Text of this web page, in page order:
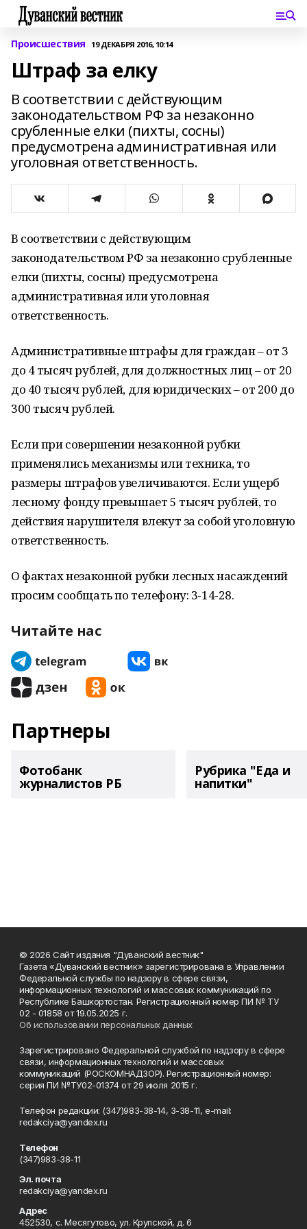
Происшествия 19 ДЕКАБРЯ 2016, 10:14
Штраф за елку
В соответствии с действующим
законодательством РФ за незаконно
срубленные елки (пихты, сосны)
предусмотрена административная или
уголовная ответственность.
В соответствии с действующим
законодательством РФ за незаконно срубленные
елки (пихты, сосны) предусмотрена
административная или уголовная
ответственность.
Административные штрафы для граждан – от 3
до 4 тысяч рублей, для должностных лиц – от 20
до 40 тысяч рублей, для юридических – от 200 до
300 тысяч рублей.
Если при совершении незаконной рубки
применялись механизмы или техника, то
размеры штрафов увеличиваются. Если ущерб
лесному фонду превышает 5 тысяч рублей, то
действия нарушителя влекут за собой уголовную
ответственность.
О фактах незаконной рубки лесных насаждений
просим сообщать по телефону: 3-14-28.
Читайте нас
Партнеры
Фотобанк
журналистов РБ
Рубрика "Еда и
напитки"
© 2026 Сайт издания "Дуванский вестник"
Газета «Дуванский вестник» зарегистрирована в Управлении
Федеральной службы по надзору в сфере связи,
информационных технологий и массовых коммуникаций по
Республике Башкортостан. Регистрационный номер ПИ № ТУ
02 - 01858 от 19.05.2025 г.
Об использовании персональных данных
Зарегистрировано Федеральной службой по надзору в сфере
связи, информационных технологий и массовых
коммуникаций (РОСКОМНАДЗОР). Регистрационный номер:
серия ПИ №ТУ02-01374 от 29 июля 2015 г.
Телефон редакции: (347)983-38-14, 3-38-11, e-mail:
redakciya@yandex.ru
Телефон
(347)983-38-11
Эл. почта
redakciya@yandex.ru
Адрес
452530, с. Месягутово, ул. Крупской, д. 6